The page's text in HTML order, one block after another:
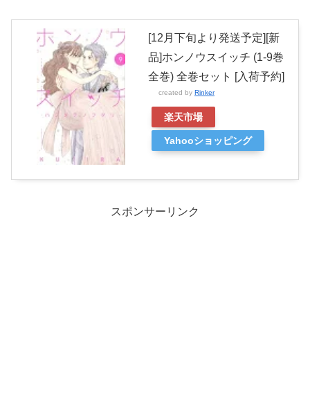
[12月下旬より発送予定][新
品]ホンノウスイッチ (1-9巻
全巻) 全巻セット [入荷予約]
created by Rinker
楽天市場
Yahooショッピング
スポンサーリンク